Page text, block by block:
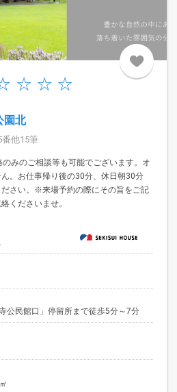
園北
他15筆
みのご相談等も可能でございます。オ
。お仕事帰り後の30分、休日朝30分
さい。※来場予約の際にその旨をご記
くださいませ。
公民館口」停留所まで徒歩5分～7分
㎡